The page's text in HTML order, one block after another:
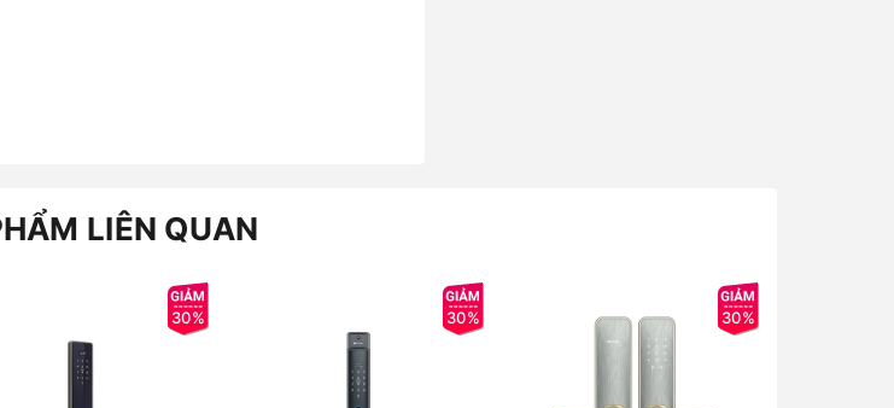
LIÊN QUAN
30% 30% 30%